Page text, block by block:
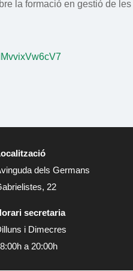
la formació en gestió de
dels Germans
22
secretaria
i Dimecres
a 20:00h